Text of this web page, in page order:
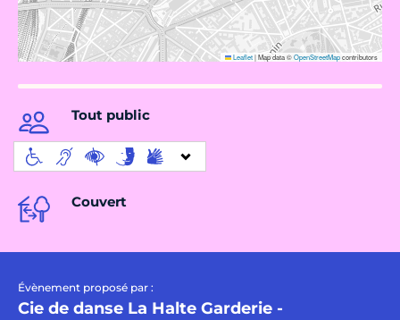
Leaflet|Map data ©OpenStreetMapcontributors
Tout public
Couvert
Évènement proposé par :
Cie de danse La Halte Garderie -